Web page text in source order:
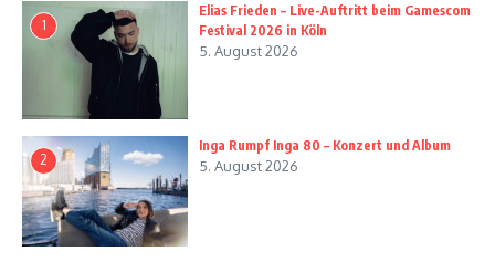
1
Elias Frieden – Live-Auftritt beim Gamescom
Festival 2026 in Köln
5. August 2026
2
Inga Rumpf Inga 80 – Konzert und Album
5. August 2026